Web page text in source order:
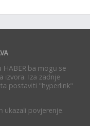
mogu se
izvora. Iza zadnje
postaviti "hyperlink"
ukazali povjerenje.